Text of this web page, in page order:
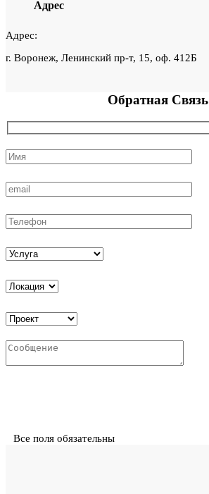
Адрес
Адрес:
г. Воронеж, Ленинский пр-т, 15, оф. 412Б
Обратная Связь
Все поля обязательны